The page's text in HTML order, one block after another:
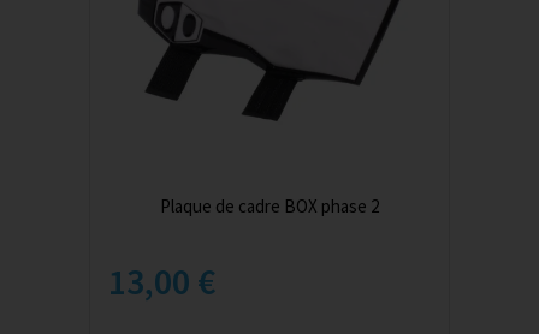
Plaque de cadre BOX phase 2
13,00 €